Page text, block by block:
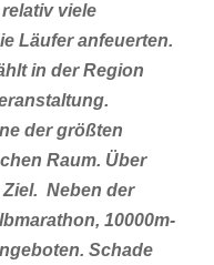
viele
Läufer anfeuerten.
in der Region
der größten
Raum. Über
Neben der
10000m-
Schade